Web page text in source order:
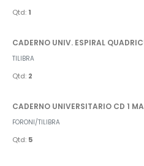
Qtd: 1
CADERNO UNIV. ESPIRAL
TILIBRA
Qtd: 2
CADERNO UNIVERSITARIO CD 1
FORONI/TILIBRA
Qtd: 5